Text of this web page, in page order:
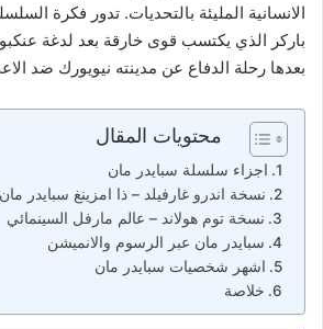
الانسانية المليئة بالتحديات. تدور فكرة
باركر الذي يكتسب قوى خارقة بعد لدغة
بعدها رحلة الدفاع عن مدينته نيويورك ضد
محتويات المقال
اجزاء سلسلة سبايدر مان
نسخة اندرو غارفيلد – ذا امزينغ سبايدر مان
نسخة توم هولاند – عالم مارفل السينمائي
سبايدر مان عبر الرسوم والانميشن
اشهر شخصيات سبايدر مان
خلاصة